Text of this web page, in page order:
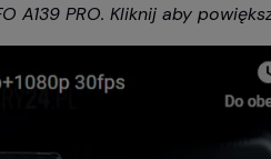
A139 PRO. Kliknij aby